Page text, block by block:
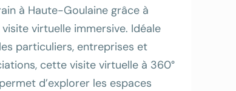
à Haute-Goulaine grâce à
virtuelle immersive. Idéale
particuliers, entreprises et
cette visite virtuelle à 360°
d’explorer les espaces